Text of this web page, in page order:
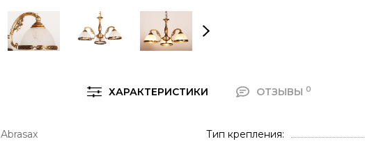
ХАРАКТЕРИСТИКИ ОТЗЫВЫ 0
Abrasax Тип крепления